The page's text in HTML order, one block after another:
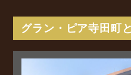
グラン・ピア寺田町